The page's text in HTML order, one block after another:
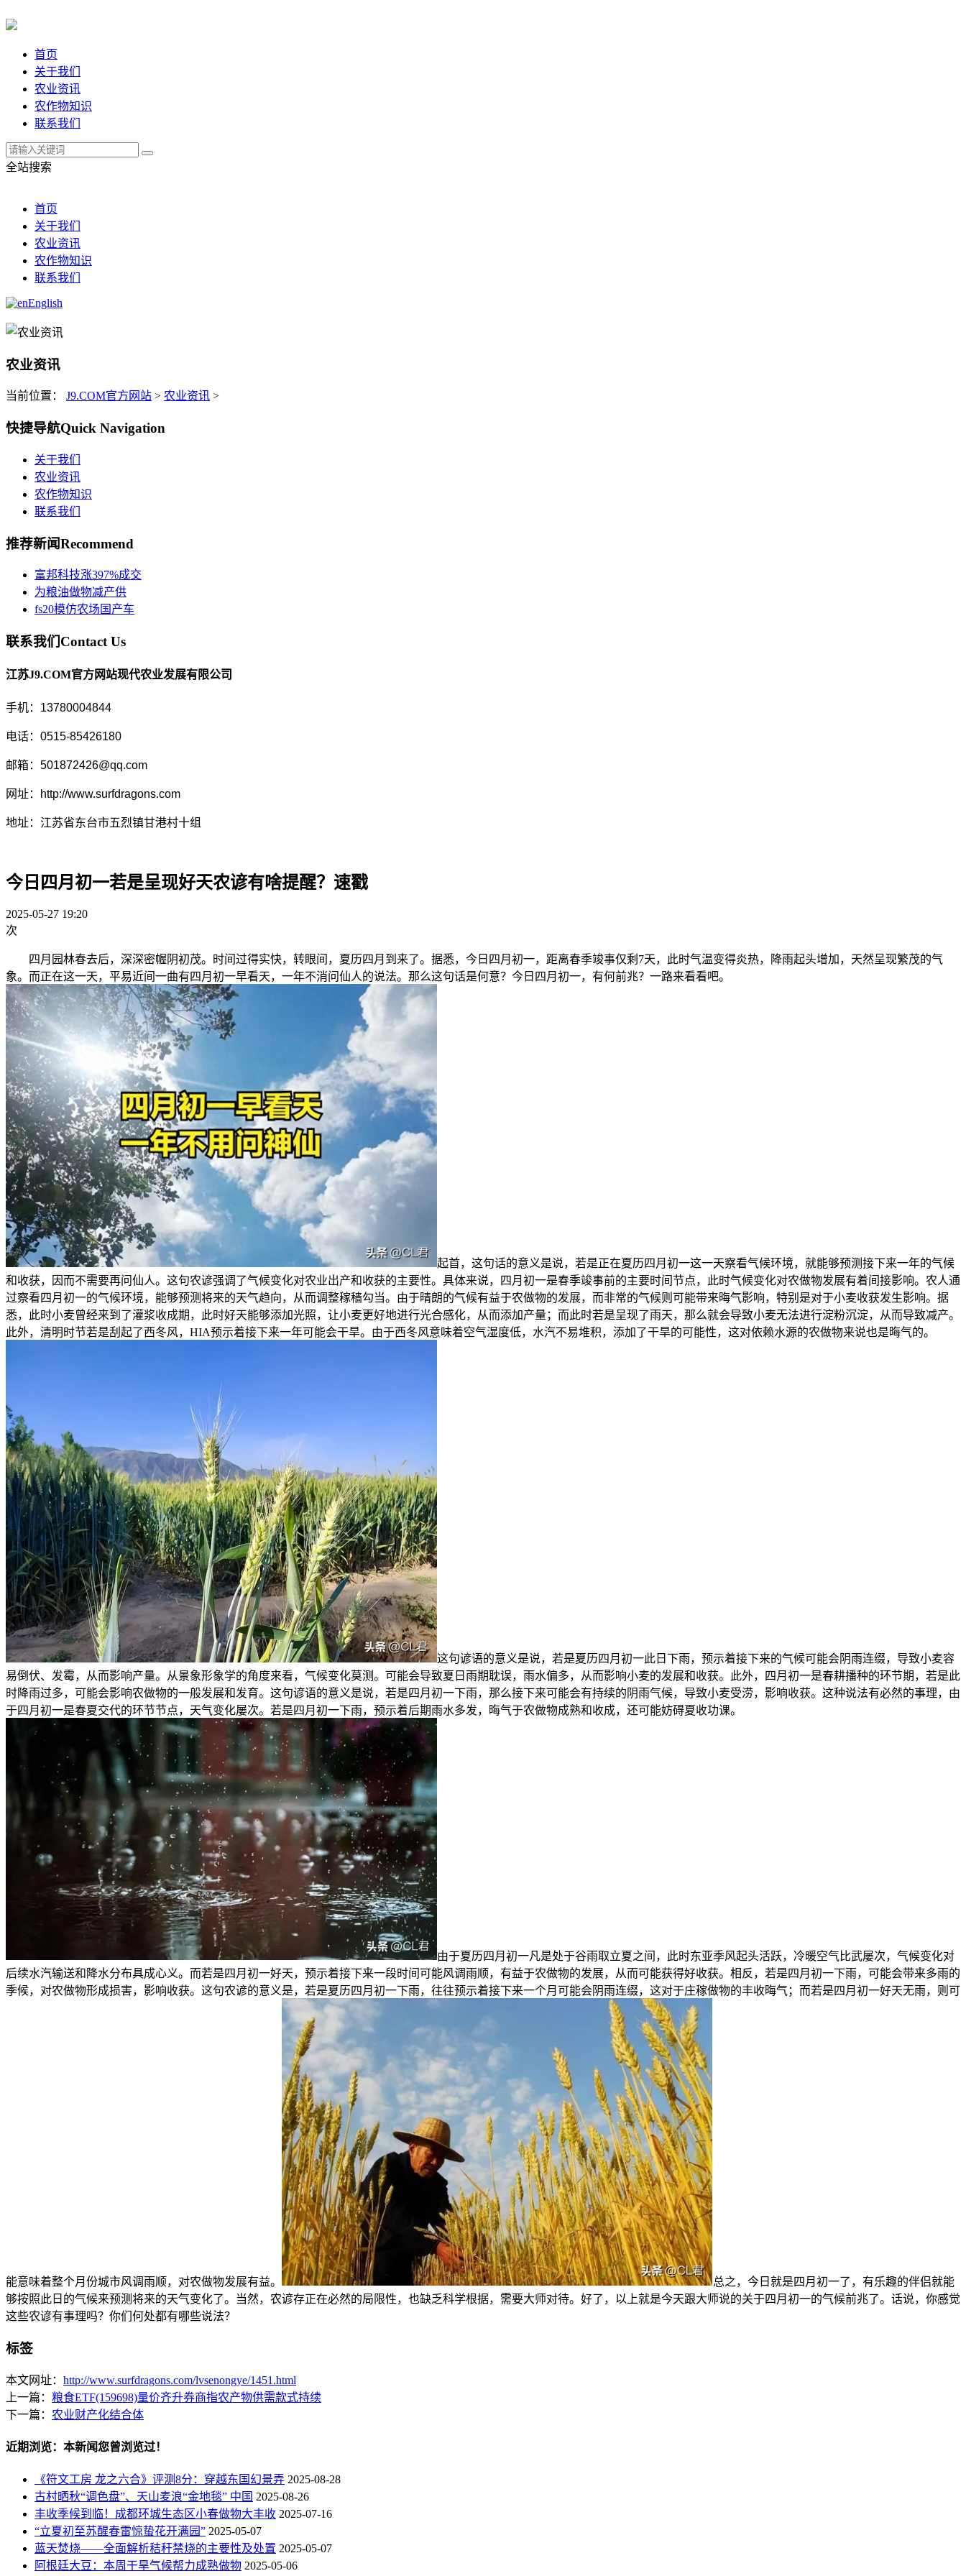
首页
关于我们
农业资讯
农作物知识
联系我们
全站搜索
首页
关于我们
农业资讯
农作物知识
联系我们
English
农业资讯
当前位置： J9.COM官方网站 > 农业资讯 >
快捷导航Quick Navigation
关于我们
农业资讯
农作物知识
联系我们
推荐新闻Recommend
富邦科技涨397%成交
为粮油做物减产供
fs20模仿农场国产车
联系我们Contact Us
江苏J9.COM官方网站现代农业发展有限公司
手机：13780004844
电话：0515-85426180
邮箱：501872426@qq.com
网址：http://www.surfdragons.com
地址：江苏省东台市五烈镇甘港村十组
今日四月初一若是呈现好天农谚有啥提醒？速戳
2025-05-27 19:20
次
四月园林春去后，深深密幄阴初茂。时间过得实快，转眼间，夏历四月到来了。据悉，今日四月初一，距离春季竣事仅剩7天，此时气温变得炎热，降雨起头增加，天然呈现繁茂的气
象。而正在这一天，平易近间一曲有四月初一早看天，一年不消问仙人的说法。那么这句话是何意？今日四月初一，有何前兆？一路来看看吧。
起首，这句话的意义是说，若是正在夏历四月初一这一天察看气候环境，就能够预测接下来一年的气候
和收获，因而不需要再问仙人。这句农谚强调了气候变化对农业出产和收获的主要性。具体来说，四月初一是春季竣事前的主要时间节点，此时气候变化对农做物发展有着间接影响。农人通
过察看四月初一的气候环境，能够预测将来的天气趋向，从而调整稼穑勾当。由于晴朗的气候有益于农做物的发展，而非常的气候则可能带来晦气影响，特别是对于小麦收获发生影响。据
悉，此时小麦曾经来到了灌浆收成期，此时好天能够添加光照，让小麦更好地进行光合感化，从而添加产量；而此时若是呈现了雨天，那么就会导致小麦无法进行淀粉沉淀，从而导致减产。
此外，清明时节若是刮起了西冬风，HIA预示着接下来一年可能会干旱。由于西冬风意味着空气湿度低，水汽不易堆积，添加了干旱的可能性，这对依赖水源的农做物来说也是晦气的‌。
这句谚语的意义是说，若是夏历四月初一此日下雨，预示着接下来的气候可能会阴雨连缀，导致小麦容
易倒伏、发霉，从而影响产量。从景象形象学的角度来看，气候变化莫测。可能会导致夏日雨期耽误，雨水偏多，从而影响小麦的发展和收获‌。此外，四月初一是春耕播种的环节期，若是此
时降雨过多，可能会影响农做物的一般发展和发育‌。这句谚语的意义是说，若是四月初一下雨，那么接下来可能会有持续的阴雨气候，导致小麦受涝，影响收获。这种说法有必然的事理，由
于四月初一是春夏交代的环节节点，天气变化屡次。若是四月初一下雨，预示着后期雨水多发，晦气于农做物成熟和收成，还可能妨碍夏收功课‌。
由于夏历四月初一凡是处于谷雨取立夏之间，此时东亚季风起头活跃，冷暖空气比武屡次，气候变化对
后续水汽输送和降水分布具成心义。而若是四月初一好天，预示着接下来一段时间可能风调雨顺，有益于农做物的发展，从而可能获得好收获。相反，若是四月初一下雨，可能会带来多雨的
季候，对农做物形成损害，影响收获‌。这句农谚的意义是，若是夏历四月初一下雨，往往预示着接下来一个月可能会阴雨连缀，这对于庄稼做物的丰收晦气；而若是四月初一好天无雨，则可
能意味着整个月份城市风调雨顺，对农做物发展有益‌。
总之，今日就是四月初一了，有乐趣的伴侣就能
够按照此日的气候来预测将来的天气变化了。当然，农谚存正在必然的局限性，也缺乏科学根据，需要大师对待。好了，以上就是今天跟大师说的关于四月初一的气候前兆了。话说，你感觉
这些农谚有事理吗？你们何处都有哪些说法？
标签
本文网址： http://www.surfdragons.com/lvsenongye/1451.html
上一篇： 粮食ETF(159698)量价齐升券商指农产物供需款式持续
下一篇： 农业财产化结合体
近期浏览：本新闻您曾浏览过！
《符文工房 龙之六合》评测8分：穿越东国幻景弄 2025-08-28
古村晒秋“调色盘”、天山麦浪“金地毯” 中国 2025-08-26
丰收季候到临！成都环城生态区小春做物大丰收 2025-07-16
“立夏初至苏醒春雷惊蛰花开满园” 2025-05-07
蓝天焚烧——全面解析秸秆禁烧的主要性及处置 2025-05-07
阿根廷大豆：本周干旱气候帮力成熟做物 2025-05-06